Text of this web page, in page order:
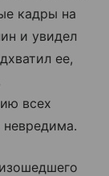
кадры на
и увидел
ее,
всех
невредима.